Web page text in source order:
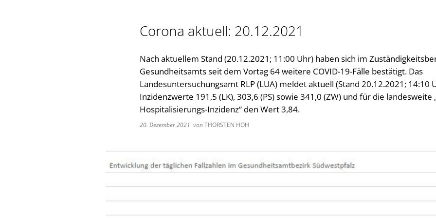
Öffnungszeiten
Corona aktuell: 20.12.2021
Nach aktuellem Stand (20.12.2021; 11:00 Uhr) haben sich im
Gesundheitsamts seit dem Vortag 64 weitere COVID-19-Fälle bestätigt. Das
Landesuntersuchungsamt RLP (LUA) meldet aktuell (Stand 20.12.2021; 14:10
Inzidenzwerte 191,5 (LK), 303,6 (PS) sowie 341,0 (ZW) und für die landesweite
Hospitalisierungs-Inzidenz“ den Wert 3,84.
20. Dezember 2021 vonTHORSTEN HÖH